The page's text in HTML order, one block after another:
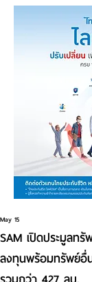
SAM เปิดประมูลทรั
ลงทุนพร้อมทรัพย์อื่
May 15